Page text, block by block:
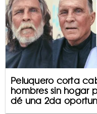
Peluquero corta
hombres sin hogar
dé una 2da